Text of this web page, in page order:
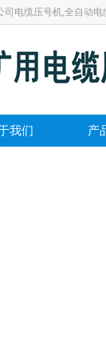
司电缆压号机,全自动
我们 产